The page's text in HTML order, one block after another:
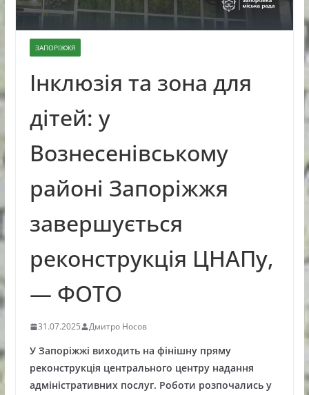
ЗАПОРІЖЖЯ
Інклюзія та зона для
дітей: у
Вознесенівському
районі Запоріжжя
завершується
реконструкція ЦНАПу,
— ФОТО
31.07.2025 Дмитро Носов
У Запоріжжі виходить на фінішну пряму
реконструкція центрального центру надання
адміністративних послуг. Роботи розпочались у